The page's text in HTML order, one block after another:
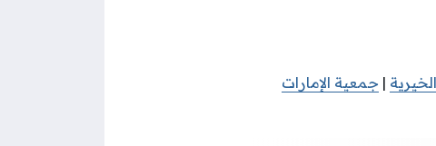
| جمعية الإمارات